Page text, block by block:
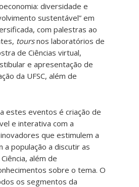
diversidade e
sustentável”em
com palestras ao
toursnos laboratórios de
de Ciências virtual,
e apresentação de
da UFSC, além de
estes eventos é criação de
e interativa com a
que estimulem a
a população a discutir as
além de
sobre o tema. O
os segmentos da